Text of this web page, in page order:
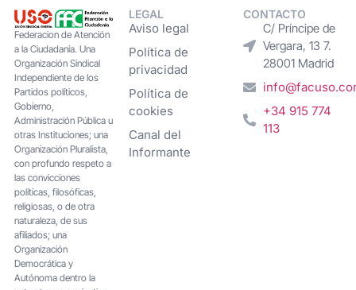
Federacion de Atención
a la Ciudadanía. Una
Organización Sindical
Independiente de los
Partidos políticos,
Gobierno,
Administración Pública u
otras Instituciones; una
Organización Pluralista,
con profundo respeto a
las convicciones
políticas, filosóficas,
religiosas, o de otra
naturaleza, de sus
afiliados; una
Organización
Democrática y
Autónoma dentro la
LEGAL
Aviso legal
Política de
privacidad
Política de
cookies
Canal del
Informante
CONTACTO
C/ Príncipe de
Vergara, 13 7.
28001 Madrid
+34 915 774
113